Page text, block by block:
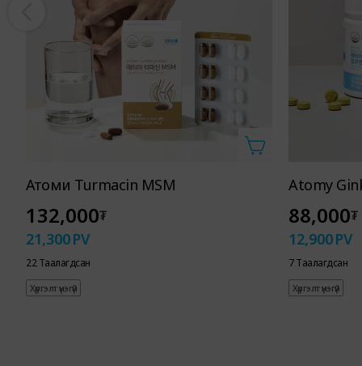
Атоми Turmacin MSM
132,000₮
21,300PV
22 Таалагдсан
Хүргэлт үнэгүй
Atomy
88,000₮
12,900PV
7 Таалагдсан
Хүргэлт үнэгүй